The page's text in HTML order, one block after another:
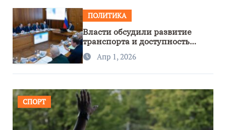
ПОЛИТИКА
Власти обсудили развитие
транспорта и доступность
региона
Апр 1, 2026
СПОРТ